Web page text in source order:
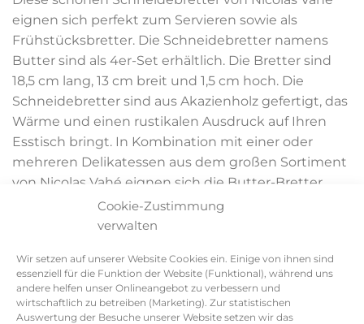
Cookie-Zustimmung
verwalten
Wir setzen auf unserer Website Cookies ein. Einige von ihnen sind
essenziell für die Funktion der Website (Funktional), während uns
andere helfen unser Onlineangebot zu verbessern und
wirtschaftlich zu betreiben (Marketing). Zur statistischen
Auswertung der Besuche unserer Website setzen wir das
eignen sich perfekt zum Servieren sowie als
Frühstücksbretter. Die Schneidebretter namens
Butter sind als 4er-Set erhältlich. Die Bretter sind
18,5 cm lang, 13 cm breit und 1,5 cm hoch. Die
Schneidebretter sind aus Akazienholz gefertigt, das
Wärme und einen rustikalen Ausdruck auf Ihren
Esstisch bringt. In Kombination mit einer oder
mehreren Delikatessen aus dem großen Sortiment
von Nicolas Vahé eignen sich die Butter-Bretter
ebenso ideal als praktische Elemente in einem
schönen Geschenkkorb.
Auf Lager - Lieferzeit: 1-3 Tage